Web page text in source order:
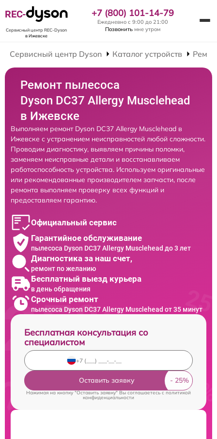
REC-
Сервисный центр REC-Dyson
в Ижевске
+7 (800) 101-14-79
Ежедневно с 9:00 до 21:00
Позвонить мне утром
Сервисный центр Dyson Каталог устройств
Ремонт пылесоса
Dyson DC37 Allergy Musclehead
в Ижевске
Выполняем ремонт Dyson DC37 Allergy Musclehead в
Ижевске с устранением неисправностей любой сложности.
Проводим диагностику, выявляем причины поломки,
заменяем неисправные детали и восстанавливаем
работоспособность устройства. Используем оригинальные
или рекомендованные производителем запчасти, после
ремонта выполняем проверку всех функций и
предоставляем гарантию.
Официальный сервис
Гарантийное обслуживание
пылесоса Dyson DC37 Allergy Musclehead до 3 лет
Диагностика за наш счет,
ремонт по желанию
Бесплатный выезд курьера
в день обращения
Срочный ремонт
пылесоса Dyson DC37 Allergy Musclehead от 35 минут
Бесплатная консультация со
специалистом
Оставить заявку
Нажимая на кнопку "Оставить заявку" Вы соглашаетесь cполитикой
конфиденциальности